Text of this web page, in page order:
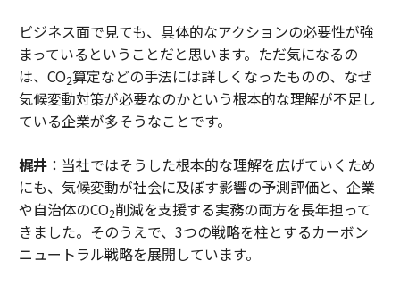
ビジネス面で見ても、具体的なアクションの必要性が強
まっているということだと思います。ただ気になるの
は、CO2算定などの手法には詳しくなったものの、なぜ
気候変動対策が必要なのかという根本的な理解が不足し
ている企業が多そうなことです。
梶井：当社ではそうした根本的な理解を広げていくため
にも、気候変動が社会に及ぼす影響の予測評価と、企業
や自治体のCO2削減を支援する実務の両方を長年担って
きました。そのうえで、3つの戦略を柱とするカーボン
ニュートラル戦略を展開しています。